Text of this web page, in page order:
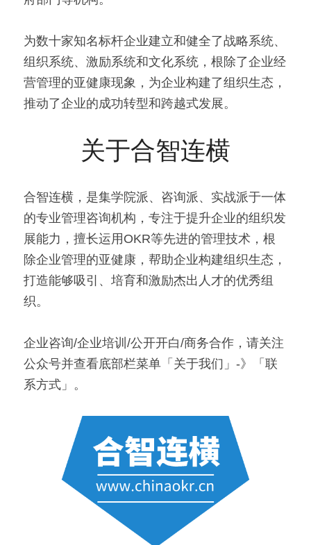
为数十家知名标杆企业建立和健全了战略系统、
组织系统、激励系统和文化系统，根除了企业经
营管理的亚健康现象，为企业构建了组织生态，
推动了企业的成功转型和跨越式发展。
关于合智连横
合智连横，是集学院派、咨询派、实战派于一体
的专业管理咨询机构，专注于提升企业的组织发
展能力，擅长运用OKR等先进的管理技术，根
除企业管理的亚健康，帮助企业构建组织生态，
打造能够吸引、培育和激励杰出人才的优秀组
织。
企业咨询/企业培训/公开开白/商务合作，请关注
公众号并查看底部栏菜单「关于我们」-》「联
系方式」。